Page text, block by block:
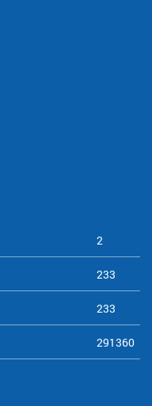
2
233
233
291360